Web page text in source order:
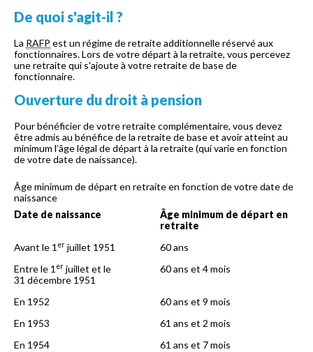
De quoi s'agit-il ?
La RAFP est un régime de retraite additionnelle réservé aux
fonctionnaires. Lors de votre départ à la retraite, vous percevez
une retraite qui s'ajoute à votre retraite de base de
fonctionnaire.
Ouverture du droit à pension
Pour bénéficier de votre retraite complémentaire, vous devez
être admis au bénéfice de la retraite de base et avoir atteint au
minimum l’âge légal de départ à la retraite (qui varie en fonction
de votre date de naissance).
Âge minimum de départ en retraite en fonction de votre date de
naissance
Date de naissance
Âge minimum de départ en
retraite
Avant le 1 er juillet 1951
60 ans
Entre le 1 er juillet et le
31 décembre 1951
60 ans et 4 mois
En 1952
60 ans et 9 mois
En 1953
61 ans et 2 mois
En 1954
61 ans et 7 mois